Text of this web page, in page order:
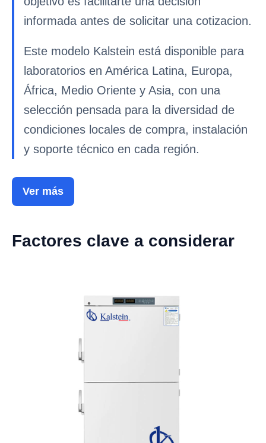
informada antes de solicitar una cotizacion.
Este modelo Kalstein está disponible para
laboratorios en América Latina, Europa,
África, Medio Oriente y Asia, con una
selección pensada para la diversidad de
condiciones locales de compra, instalación
y soporte técnico en cada región.
Ver más
Factores clave a considerar